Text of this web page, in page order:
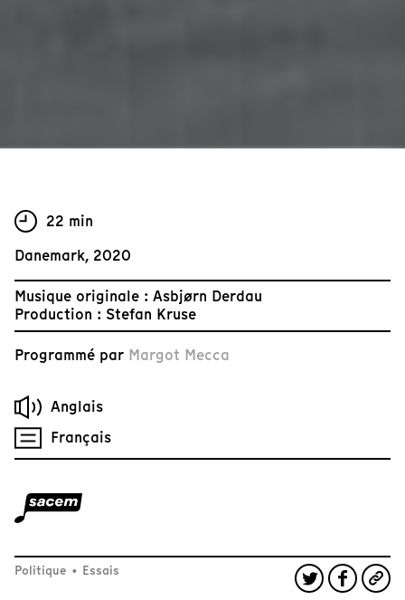
22 min
Danemark, 2020
Musique originale : Asbjørn Derdau
Production : Stefan Kruse
Programmé par Margot Mecca
Anglais
Français
Politique • Essais